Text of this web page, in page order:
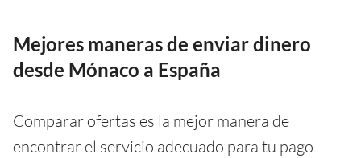
Mejores maneras de enviar dinero
desde Mónaco a España
Comparar ofertas es la mejor manera de
encontrar el servicio adecuado para tu pago